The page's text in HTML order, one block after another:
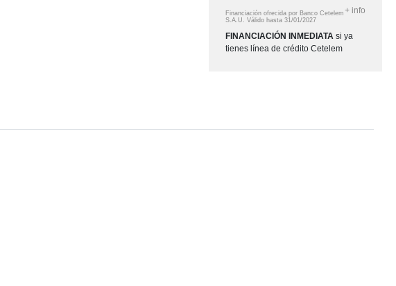
Financiación ofrecida por Banco Cetelem
S.A.U.Válido hasta31/01/2027
+ info
FINANCIACIÓN INMEDIATA si ya
tienes línea de crédito Cetelem